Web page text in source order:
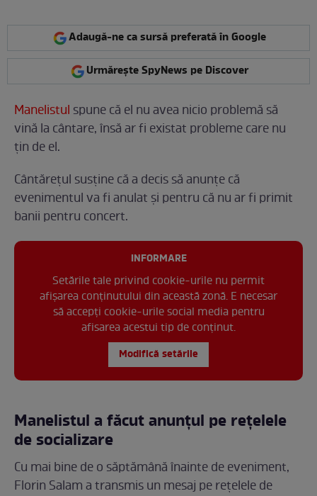
Adaugă-ne ca sursă preferată în Google
Urmărește SpyNews pe Discover
Manelistul spune că el nu avea nicio problemă să
vină la cântare, însă ar fi existat probleme care nu
țin de el.
Cântărețul susține că a decis să anunțe că
evenimentul va fi anulat și pentru că nu ar fi primit
banii pentru concert.
INFORMARE
Setările tale privind cookie-urile nu permit
afișarea conținutului din această zonă. E necesar
să accepți cookie-urile social media pentru
afisarea acestui tip de conținut.
Modifică setările
Manelistul a făcut anunțul pe rețelele
de socializare
Cu mai bine de o săptămână înainte de eveniment,
Florin Salam a transmis un mesaj pe rețelele de